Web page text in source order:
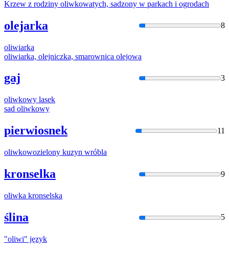
Krzew z rodziny oliwkowatych, sadzony w parkach i ogrodach
olejarka 8
oliwiarka
oliwiarka, olejniczka, smarownica olejowa
gaj 3
oliwkowy lasek
sad oliwkowy
pierwiosnek 11
oliwkowozielony kuzyn wróbla
kronselka 9
oliwka kronselska
ślina 5
"oliwi" język